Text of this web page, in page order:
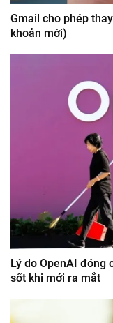
Gmail cho phép
khoản mới)
Lý do OpenAI đóng
sốt khi mới ra mắt